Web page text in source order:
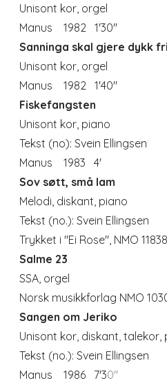
Unisont kor, orgel
Manus 1982 1'30"
Sanninga skal gjere dykk
Unisont kor, orgel
Manus 1982 1'40"
Fiskefangsten
Unisont kor, piano
Tekst (no): Svein Ellingsen
Manus 1983 4'
Sov søtt, små lam
Melodi, diskant, piano
Tekst (no.): Svein Ellingsen
Trykket i "Ei Rose", NMO
Salme 23
SSA, orgel
Norsk musikkforlag NMO
Sangen om Jeriko
Unisont kor, diskant, talekor,
Tekst (no.): Svein Ellingsen
Manus 1986 7'30"